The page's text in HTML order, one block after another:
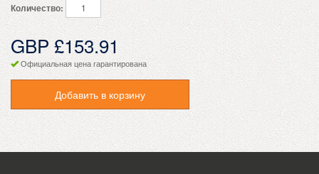
Количество:
GBP £153.91
Официальная цена гарантирована
Добавить в корзину